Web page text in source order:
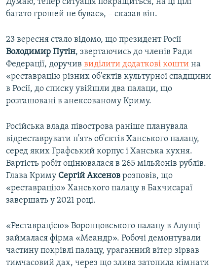
Думаю, тепер ситуація покращиться, на ці цілі
багато грошей не буває», – сказав він.
23 вересня стало відомо, що президент Росії
Володимир Путін, звертаючись до членів Ради
Федерації, доручив виділити додаткові кошти на
«реставрацію різних об'єктів культурної спадщини
в Росії, до списку увійшли два палаци, що
розташовані в анексованому Криму.
Російська влада півострова раніше планувала
відреставрувати п'ять об'єктів Ханського палацу,
серед яких Графський корпус і Ханська кухня.
Вартість робіт оцінювалася в 265 мільйонів рублів.
Глава Криму Сергій Аксенов розповів, що
«реставрацію» Ханського палацу в Бахчисараї
завершать у 2021 році.
«Реставрацією» Воронцовського палацу в Алупці
займалася фірма «Меандр». Робочі демонтували
частину покрівлі палацу, ураганний вітер зірвав
тимчасовий дах, через що злива затопила кімнати